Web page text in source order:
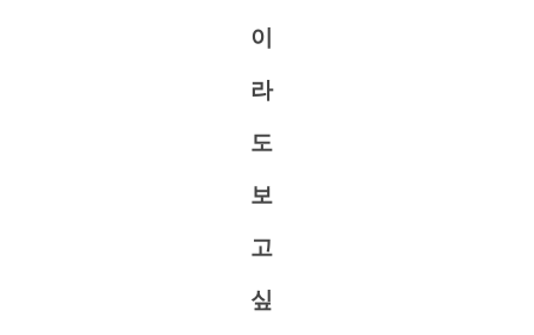
이
라
도
보
고
싶